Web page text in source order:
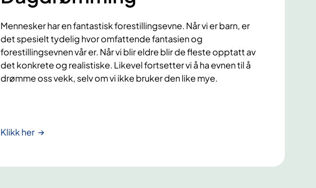
Mennesker har en fantastisk forestillingsevne. Når vi er barn, er
det spesielt tydelig hvor omfattende fantasien og
forestillingsevnen vår er. Når vi blir eldre blir de fleste opptatt av
det konkrete og realistiske. Likevel fortsetter vi å ha evnen til å
drømme oss vekk, selv om vi ikke bruker den like mye.
Klikk her